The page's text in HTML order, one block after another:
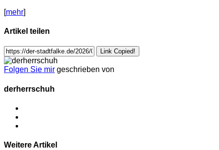
[mehr]
Artikel teilen
Link Copied!
Folgen Sie mir geschrieben von
derherrschuh
Weitere Artikel